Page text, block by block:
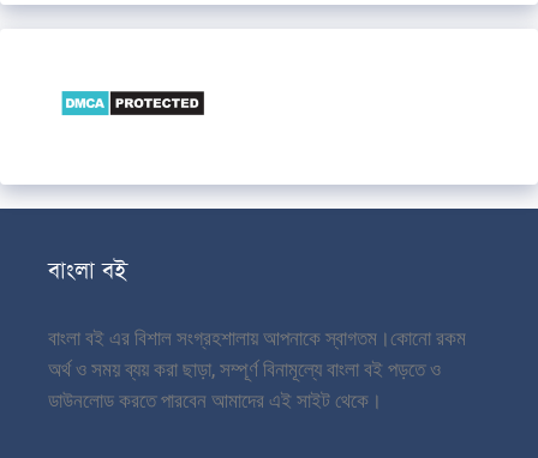
বাংলা বই
বাংলা বই এর বিশাল সংগ্রহশালায় আপনাকে স্বাগতম।কোনো রকম
অর্থ ও সময় ব্যয় করা ছাড়া, সম্পূর্ণ বিনামূল্যে বাংলা বই পড়তে ও
ডাউনলোড করতে পারবেন আমাদের এই সাইট থেকে।